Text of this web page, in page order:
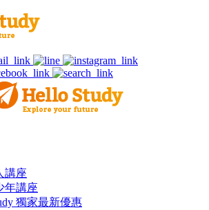
講座
年講座
獨家最新優惠